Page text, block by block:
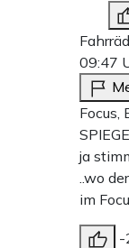
09:47
Focus,
ja
..wo
im
-